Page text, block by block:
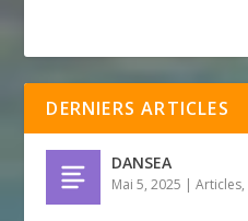
DERNIERS ARTICLES
DANSEA
Mai 5, 2025 |Articles,